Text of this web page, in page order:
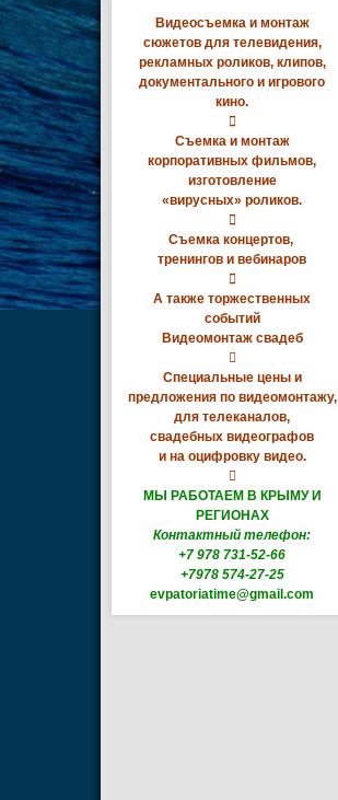
Видеосъемка и монтаж
сюжетов для телевидения,
рекламных роликов, клипов,
документального и игрового
кино.

Съемка и монтаж
корпоративных фильмов,
изготовление
«вирусных» роликов.

Съемка концертов,
тренингов и вебинаров

А также торжественных
событий
Видеомонтаж свадеб

Специальные цены и
предложения по видеомонтажу,
для телеканалов,
свадебных видеографов
и на оцифровку видео.

МЫ РАБОТАЕМ В КРЫМУ И
РЕГИОНАХ
Контактный телефон:
+7 978 731-52-66
+7978 574-27-25
evpatoriatime@gmail.com